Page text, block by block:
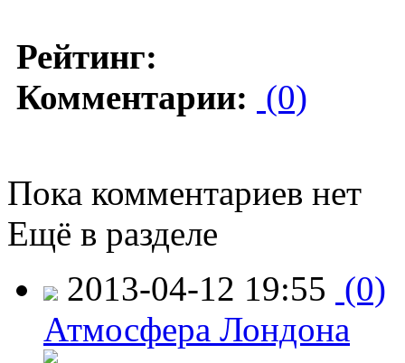
Рейтинг:
Комментарии: (0)
Пока комментариев нет
Ещё в разделе
2013-04-12 19:55 (0)
Атмосфера Лондона